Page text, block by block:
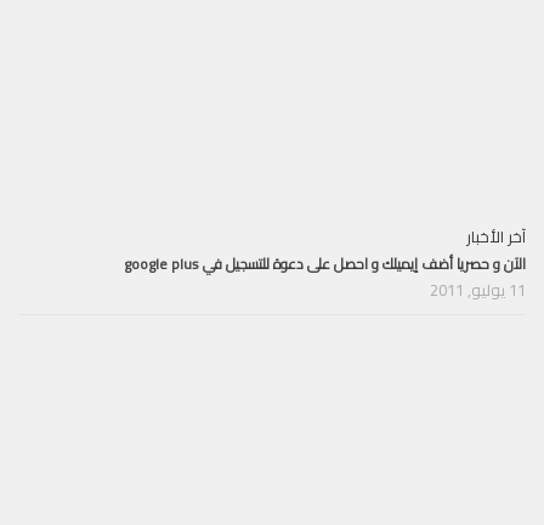
آخر الأخبار
الآن و حصريا أضف إيميلك و احصل على دعوة للتسجيل في google plus